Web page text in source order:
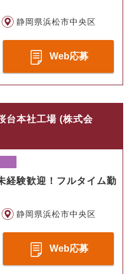
静岡県浜松市中央区
Web応募
本社工場 (株式会
験歓迎！フルタイム勤
静岡県浜松市中央区
Web応募